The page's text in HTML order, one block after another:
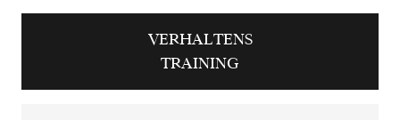
VERHALTENS
TRAINING